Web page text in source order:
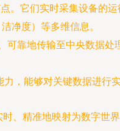
。它们实时采集设备的
净度）等多维信息。
靠地传输至中央数据
，能够对关键数据进行
、精准地映射为数字世界